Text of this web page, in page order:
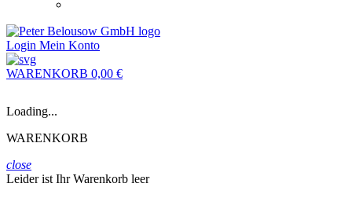
Login Mein Konto
WARENKORB 0,00 €
Loading...
WARENKORB
close
Leider ist Ihr Warenkorb leer